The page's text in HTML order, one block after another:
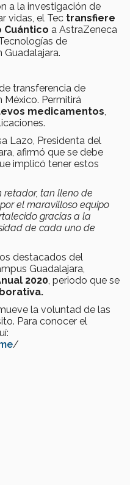
a la investigación de
vidas, el Tec transfiere
Cuántico a AstraZeneca
de
Guadalajara.
transferencia de
Permitirá
medicamentos,
Lazo, Presidenta del
afirmó que se debe
implicó tener estos
retador, tan lleno de
el maravilloso equipo
gracias a la
de cada uno de
destacados del
Guadalajara,
2020, periodo que se
la voluntad de las
Para conocer el
/